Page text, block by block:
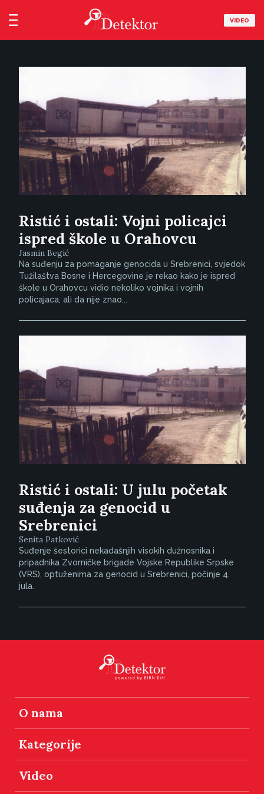
VIDEO
Ristić i ostali: Vojni policajci
ispred škole u Orahovcu
Jasmin Begić
Na suđenju za pomaganje genocida u Srebrenici, svjedok
Tužilaštva Bosne i Hercegovine je rekao kako je ispred
škole u Orahovcu vidio nekoliko vojnika i vojnih
policajaca, ali da nije znao...
Ristić i ostali: U julu početak
suđenja za genocid u
Srebrenici
Senita Patković
Suđenje šestorici nekadašnjih visokih dužnosnika i
pripadnika Zvorničke brigade Vojske Republike Srpske
(VRS), optuženima za genocid u Srebrenici, počinje 4.
jula.
O nama
Kategorije
Video